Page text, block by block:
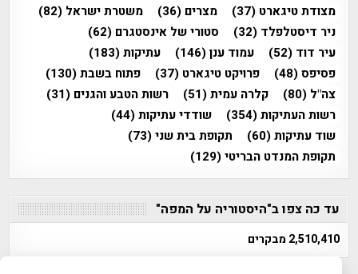
מצודת טיגארט (37) מצרים (36) משטרת ישראל (82)
ניר דיסטלפלד (32) סטורי של אינסטגרם (62)
עיר דוד (52) עמוד ענן(146) עתיקות(183)
פסיפס(48) פרויקט טיגארט (37) פתוח בשבת(130)
צה"ל (80) קלרה עמית(51) רשות הטבע והגנים (31)
רשות העתיקות(354) שודדי עתיקות(44)
שוד עתיקות(60) תקופת בית שני(73)
תקופת המנדט הבריטי(129)
עד כה צפו ב"היסטוריה על המפה"
2,510,410 מבקרים